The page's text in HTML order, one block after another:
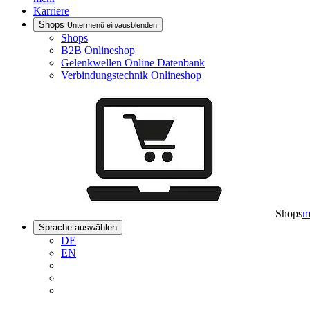
Karriere
Shops Untermenü ein/ausblenden
Shops
B2B Onlineshop
Gelenkwellen Online Datenbank
Verbindungstechnik Onlineshop
Shops
Sprache auswählen
DE
EN